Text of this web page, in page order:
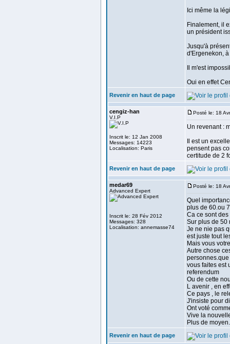
Ici même la
Finalement, il
un président
Jusqu'à
d'Ergenekon,
Il m'est
Oui en effet
Revenir en haut de page
cengiz-han
V.I.P
Inscrit le: 12 Jan 2008
Messages: 14223
Localisation: Paris
Posté le: 18
Un revenant :
Il est un
pensent pas
certitude de 2
Revenir en haut de page
medar69
Advanced Expert
Inscrit le: 28 Fév 2012
Messages: 328
Localisation: annemasse74
Posté le: 18
Quel
plus de 60.ou
Ca ce sont
Sur plus de 50
Je ne nie pas
est juste tout
Mais vous
Autre chose
vous faites est
referendum
Ou de cette
L avenir , en
Ce pays , le
J'insiste pour
Ont voté
Vive la
Plus de moyen.
Revenir en haut de page